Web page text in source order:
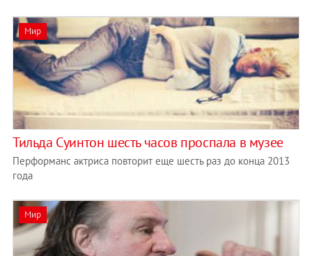
Мир
Тильда Суинтон шесть часов проспала в музее
Перформанс актриса повторит еще шесть раз до конца 2013
года
Мир